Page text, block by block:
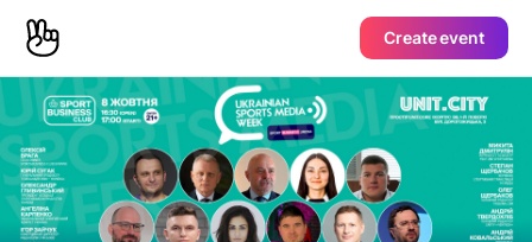
Create event